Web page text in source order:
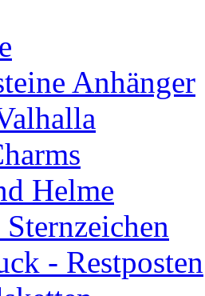
Anhänger
Helme
- Restposten